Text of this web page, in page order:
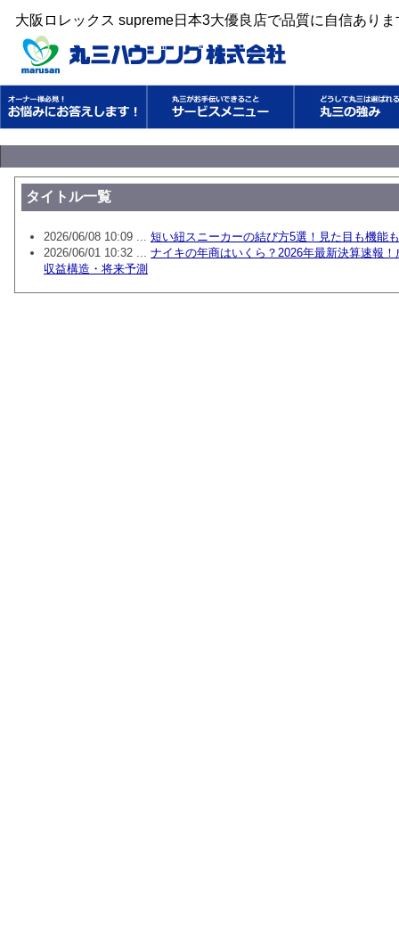
大阪ロレックス supreme日本3大優良店で品質に自信ありま
タイトル一覧
2026/06/08 10:09 ... 短い紐スニーカーの結び方5選！見た目も機能
2026/06/01 10:32 ... ナイキの年商はいくら？2026年最新決算速報
収益構造・将来予測